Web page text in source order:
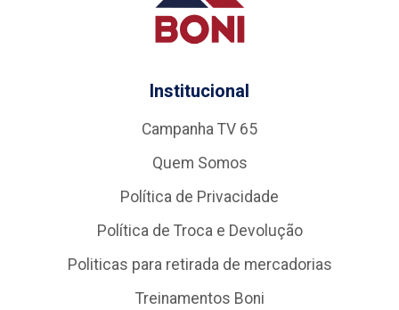
Institucional
Campanha TV 65
Quem Somos
Política de Privacidade
Política de Troca e Devolução
Politicas para retirada de mercadorias
Treinamentos Boni